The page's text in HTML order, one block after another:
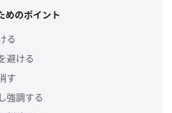
めのポイント
る
避ける
す
強調する